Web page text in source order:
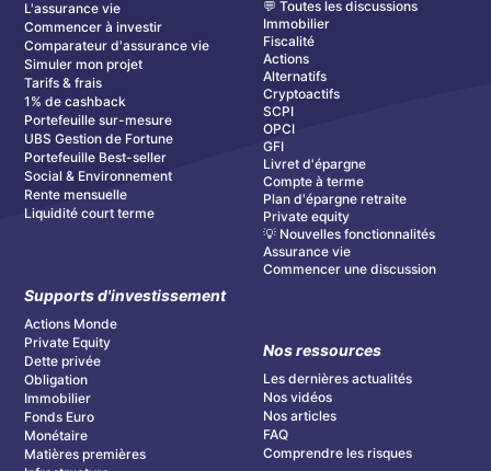
L'assurance vie
Commencer à investir
Comparateur d'assurance vie
Simuler mon projet
Tarifs & frais
1% de cashback
Portefeuille sur-mesure
UBS Gestion de Fortune
Portefeuille Best-seller
Social & Environnement
Rente mensuelle
Liquidité court terme
Supports d'investissement
Actions Monde
Private Equity
Dette privée
Obligation
Immobilier
Fonds Euro
Monétaire
Matières premières
💬 Toutes les discussions
Immobilier
Fiscalité
Actions
Alternatifs
Cryptoactifs
SCPI
OPCI
GFI
Livret d'épargne
Compte à terme
Plan d'épargne retraite
Private equity
💡 Nouvelles fonctionnalités
Assurance vie
Commencer une discussion
Nos ressources
Les dernières actualités
Nos vidéos
Nos articles
FAQ
Comprendre les risques